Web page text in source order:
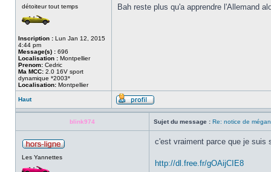
détoiteur tout temps
Inscription : Lun Jan 12, 2015
4:44 pm
Message(s) : 696
Localisation : Montpellier
Prenom: Cedric
Ma MCC: 2.0 16V sport
dynamique *2003*
Localisation: Montpellier
Bah reste plus qu'a apprendre l'Allemand
Haut
blink974 Sujet du message : Re: notice de
Les Yannettes
c'est vraiment parce que je suis
http://dl.free.fr/gOAijCIE8